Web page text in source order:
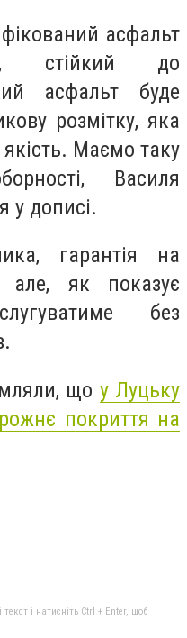
асфальт
стійкий до
асфальт буде
розмітку, яка
Маємо таку
Василя
у дописі.
гарантія на
як показує
без
що у Луцьку
покриття на
і натисніть Ctrl + Enter, щоб